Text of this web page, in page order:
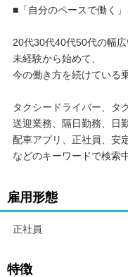
■「自分のペースで働く
20代30代40代50代の幅広
未経験から始めて、
今の働き方を続けている
タクシードライバー、タ
送迎業務、隔日勤務、日
配車アプリ、正社員、安
などのキーワードで検索
雇用形態
正社員
特徴